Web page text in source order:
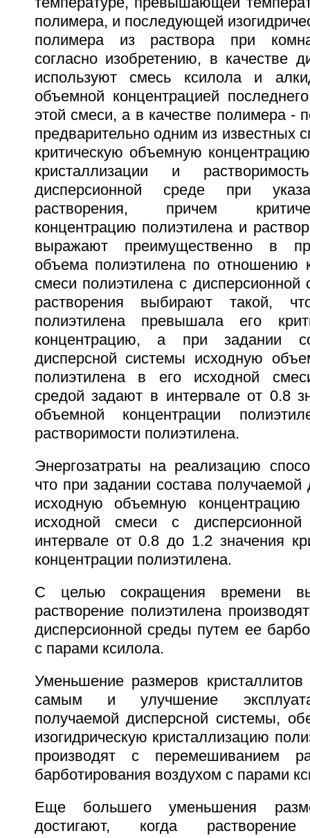
полимера, и последующей
полимера из раствора при
согласно изобретению, в качестве
используют смесь ксилола и
объемной концентрацией
этой смеси, а в качестве полимера -
предварительно одним из известных
критическую объемную
кристаллизации и
дисперсионной среде при
растворения, причем
концентрацию полиэтилена и
выражают преимущественно в
объема полиэтилена по отношению
смеси полиэтилена с дисперсионной
растворения выбирают такой,
полиэтилена превышала его
концентрацию, а при задании
дисперсной системы исходную
полиэтилена в его исходной
средой задают в интервале от 0.8
объемной концентрации
растворимости полиэтилена.
Энергозатраты на реализацию
что при задании состава
исходную объемную концентрацию
исходной смеси с
интервале от 0.8 до 1.2 значения
концентрации полиэтилена.
С целью сокращения времени
растворение полиэтилена
дисперсионной среды путем ее
с парами ксилола.
Уменьшение размеров
самым и улучшение
получаемой дисперсной системы,
изогидрическую кристаллизацию
производят с перемешиванием
барботирования воздухом с парами
Еще большего уменьшения
достигают, когда